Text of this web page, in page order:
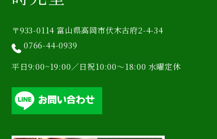
〒933-0114 富山県高岡市伏木古府2-4-34
0766-44-0939
平日9:00~19:00／日祝10:00〜18:00 水曜定休